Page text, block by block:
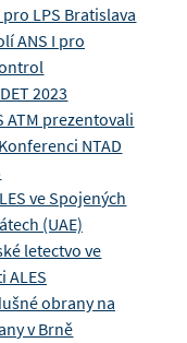
pro LPS Bratislava
ANS I pro
2023
ATM prezentovali
NTAD
ve Spojených
(UAE)
letectvo ve
ALES
obrany na
v Brně